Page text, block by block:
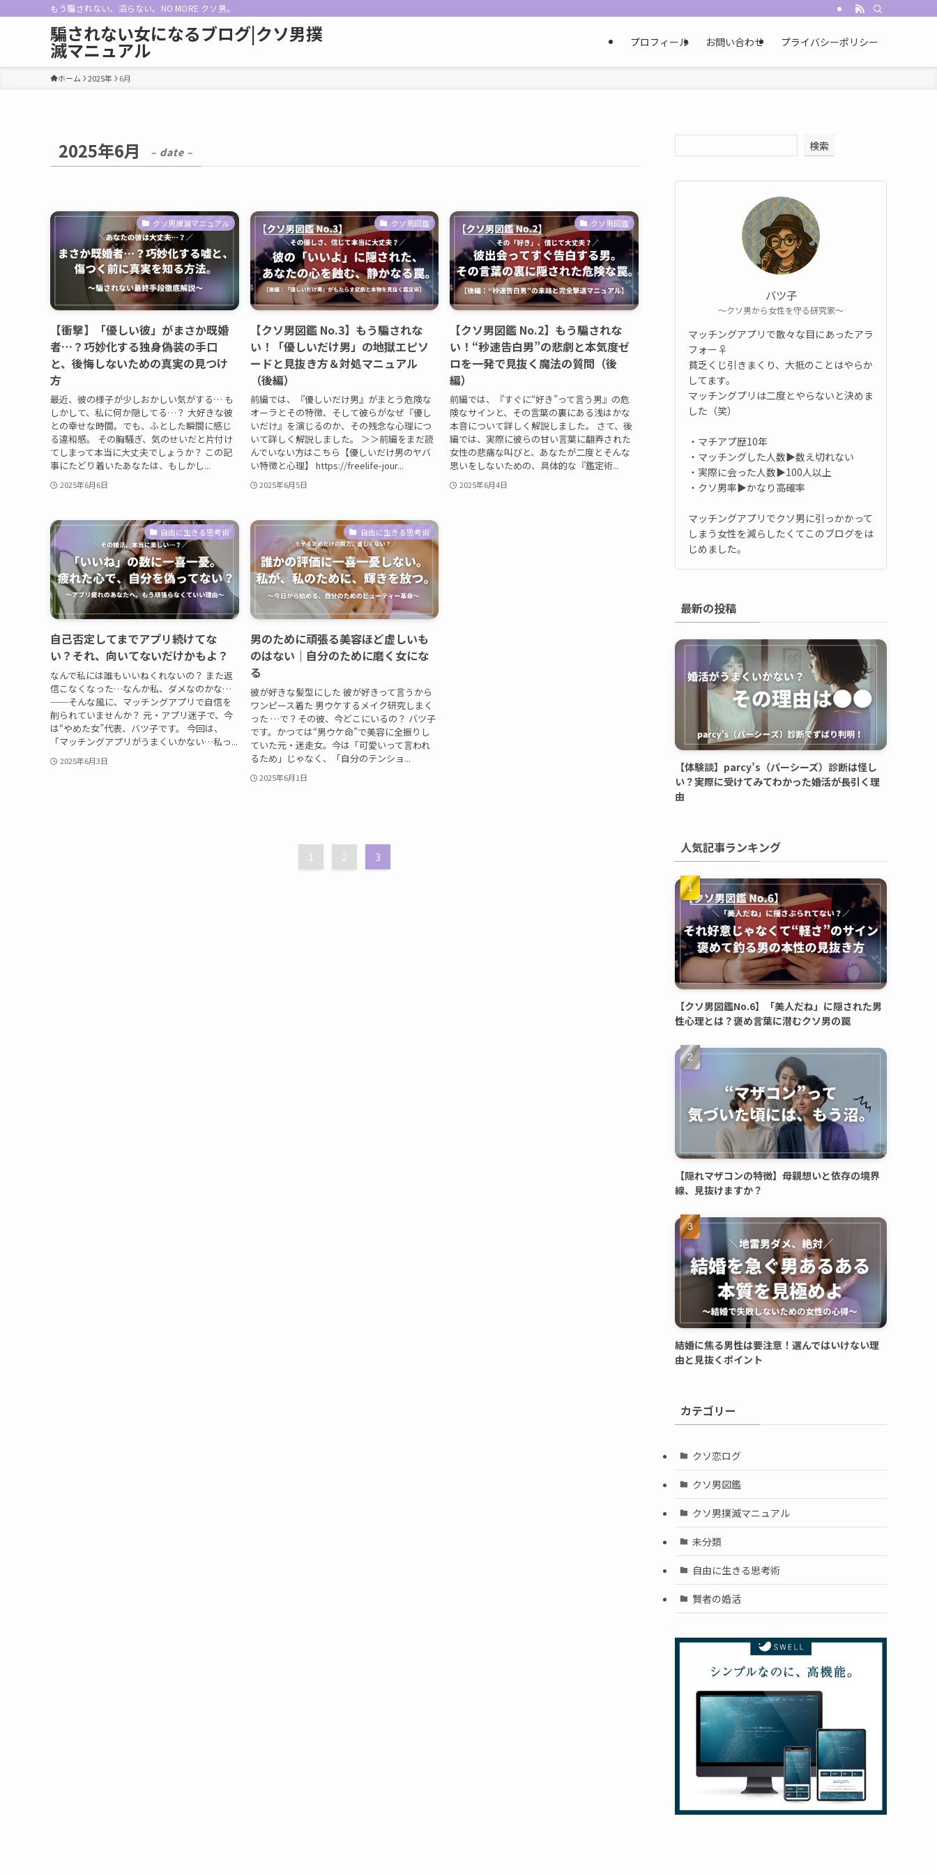
もう騙されない、沼らない。NO MORE クソ男。
騙されない女になるブログ|クソ男撲
滅マニュアル プロフィール お問い合わせ プライバシーポリシー
ホーム 2025年 6月
2025年6月 – date –
クソ男撲滅マニュアル
【衝撃】「優しい彼」がまさか既婚
者…？巧妙化する独身偽装の手口
と、後悔しないための真実の見つけ
方
最近、彼の様子が少しおかしい気がする… も
しかして、私に何か隠してる…？ 大好きな彼
との幸せな時間。でも、ふとした瞬間に感じ
る違和感。 その胸騒ぎ、気のせいだと片付け
てしまって本当に大丈夫でしょうか？ この記
事にたどり着いたあなたは、もしかし...
2025年6月6日
クソ男図鑑
【クソ男図鑑 No.3】もう騙されな
い！「優しいだけ男」の地獄エピソ
ードと見抜き方＆対処マニュアル
（後編）
前編では、『優しいだけ男』がまとう危険な
オーラとその特徴、そして彼らがなぜ『優し
いだけ』を演じるのか、その残念な心理につ
いて詳しく解説しました。 ＞＞前編をまだ読
んでいない方はこちら【優しいだけ男のヤバ
い特徴と心理】 https://freelife-jour...
2025年6月5日
クソ男図鑑
【クソ男図鑑 No.2】もう騙されな
い！“秒速告白男”の悲劇と本気度ゼ
ロを一発で見抜く魔法の質問（後
編）
前編では、『すぐに“好き”って言う男』の危
険なサインと、その言葉の裏にある浅はかな
本音について詳しく解説しました。 さて、後
編では、実際に彼らの甘い言葉に翻弄された
女性の悲痛な叫びと、あなたが二度とそんな
思いをしないための、具体的な『鑑定術...
2025年6月4日
自由に生きる思考術
自己否定してまでアプリ続けてな
い？それ、向いてないだけかもよ？
なんで私には誰もいいねくれないの？ また返
信こなくなった…なんか私、ダメなのかな…
──そんな風に、マッチングアプリで自信を
削られていませんか？ 元・アプリ迷子で、今
は“やめた女”代表、バツ子です。 今回は、
「マッチングアプリがうまくいかない…私っ...
2025年6月3日
自由に生きる思考術
男のために頑張る美容ほど虚しいも
のはない｜自分のために磨く女にな
る
彼が好きな髪型にした 彼が好きって言うから
ワンピース着た 男ウケするメイク研究しまく
った …で？その彼、今どこにいるの？ バツ子
です。かつては“男ウケ命”で美容に全振りし
ていた元・迷走女。今は「可愛いって言われ
るため」じゃなく、「自分のテンショ...
2025年6月1日
1 2 3
検索
バツ子
〜クソ男から女性を守る研究家〜
マッチングアプリで散々な目にあったアラ
フォー♀️
貧乏くじ引きまくり、大抵のことはやらか
してます。
マッチングプリは二度とやらないと決めま
した（笑）
・マチアプ歴10年
・マッチングした人数▶数え切れない
・実際に会った人数▶100人以上
・クソ男率▶かなり高確率
マッチングアプリでクソ男に引っかかって
しまう女性を減らしたくてこのブログをは
じめました。
最新の投稿
【体験談】parcy’s（パーシーズ）診断は怪し
い？実際に受けてみてわかった婚活が長引く理
由
人気記事ランキング
【クソ男図鑑No.6】「美人だね」に隠された男
性心理とは？褒め言葉に潜むクソ男の罠
【隠れマザコンの特徴】母親想いと依存の境界
線、見抜けますか？
結婚に焦る男性は要注意！選んではいけない理
由と見抜くポイント
カテゴリー
クソ恋ログ
クソ男図鑑
クソ男撲滅マニュアル
未分類
自由に生きる思考術
賢者の婚活